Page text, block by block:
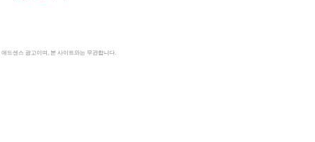
드센스 광고이며, 본 사이트와는 무관합니다.